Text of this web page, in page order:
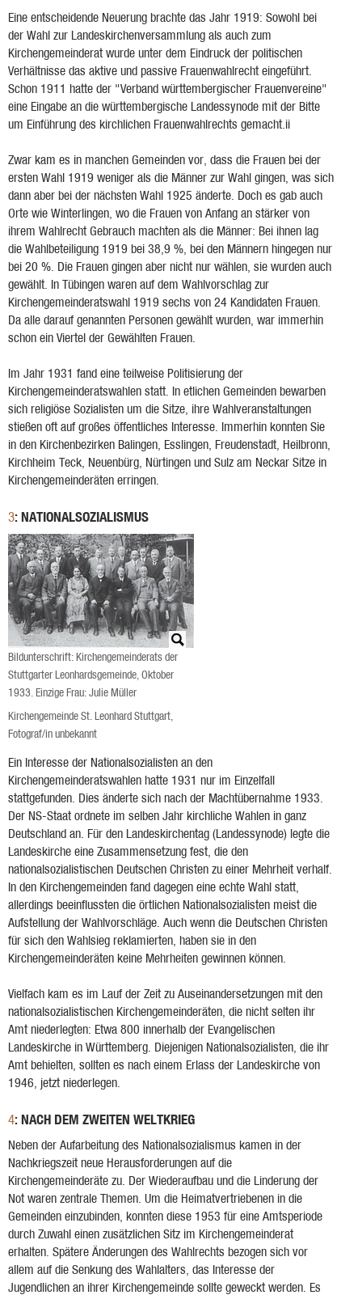
Eine entscheidende Neuerung brachte das Jahr 1919: Sowohl bei
der Wahl zur Landeskirchenversammlung als auch zum
Kirchengemeinderat wurde unter dem Eindruck der politischen
Verhältnisse das aktive und passive Frauenwahlrecht eingeführt.
Schon 1911 hatte der "Verband württembergischer Frauenvereine"
eine Eingabe an die württembergische Landessynode mit der Bitte
um Einführung des kirchlichen Frauenwahlrechts gemacht.ii
Zwar kam es in manchen Gemeinden vor, dass die Frauen bei der
ersten Wahl 1919 weniger als die Männer zur Wahl gingen, was sich
dann aber bei der nächsten Wahl 1925 änderte. Doch es gab auch
Orte wie Winterlingen, wo die Frauen von Anfang an stärker von
ihrem Wahlrecht Gebrauch machten als die Männer: Bei ihnen lag
die Wahlbeteiligung 1919 bei 38,9 %, bei den Männern hingegen nur
bei 20 %. Die Frauen gingen aber nicht nur wählen, sie wurden auch
gewählt. In Tübingen waren auf dem Wahlvorschlag zur
Kirchengemeinderatswahl 1919 sechs von 24 Kandidaten Frauen.
Da alle darauf genannten Personen gewählt wurden, war immerhin
schon ein Viertel der Gewählten Frauen.
Im Jahr 1931 fand eine teilweise Politisierung der
Kirchengemeinderatswahlen statt. In etlichen Gemeinden bewarben
sich religiöse Sozialisten um die Sitze, ihre Wahlveranstaltungen
stießen oft auf großes öffentliches Interesse. Immerhin konnten Sie
in den Kirchenbezirken Balingen, Esslingen, Freudenstadt, Heilbronn,
Kirchheim Teck, Neuenbürg, Nürtingen und Sulz am Neckar Sitze in
Kirchengemeinderäten erringen.
3: NATIONALSOZIALISMUS
Bildunterschrift: Kirchengemeinderats der
Stuttgarter Leonhardsgemeinde, Oktober
1933. Einzige Frau: Julie Müller
Kirchengemeinde St. Leonhard Stuttgart,
Fotograf/in unbekannt
Ein Interesse der Nationalsozialisten an den
Kirchengemeinderatswahlen hatte 1931 nur im Einzelfall
stattgefunden. Dies änderte sich nach der Machtübernahme 1933.
Der NS-Staat ordnete im selben Jahr kirchliche Wahlen in ganz
Deutschland an. Für den Landeskirchentag (Landessynode) legte die
Landeskirche eine Zusammensetzung fest, die den
nationalsozialistischen Deutschen Christen zu einer Mehrheit verhalf.
In den Kirchengemeinden fand dagegen eine echte Wahl statt,
allerdings beeinflussten die örtlichen Nationalsozialisten meist die
Aufstellung der Wahlvorschläge. Auch wenn die Deutschen Christen
für sich den Wahlsieg reklamierten, haben sie in den
Kirchengemeinderäten keine Mehrheiten gewinnen können.
Vielfach kam es im Lauf der Zeit zu Auseinandersetzungen mit den
nationalsozialistischen Kirchengemeinderäten, die nicht selten ihr
Amt niederlegten: Etwa 800 innerhalb der Evangelischen
Landeskirche in Württemberg. Diejenigen Nationalsozialisten, die ihr
Amt behielten, sollten es nach einem Erlass der Landeskirche von
1946, jetzt niederlegen.
4: NACH DEM ZWEITEN WELTKRIEG
Neben der Aufarbeitung des Nationalsozialismus kamen in der
Nachkriegszeit neue Herausforderungen auf die
Kirchengemeinderäte zu. Der Wiederaufbau und die Linderung der
Not waren zentrale Themen. Um die Heimatvertriebenen in die
Gemeinden einzubinden, konnten diese 1953 für eine Amtsperiode
durch Zuwahl einen zusätzlichen Sitz im Kirchengemeinderat
erhalten. Spätere Änderungen des Wahlrechts bezogen sich vor
allem auf die Senkung des Wahlalters, das Interesse der
Jugendlichen an ihrer Kirchengemeinde sollte geweckt werden. Es